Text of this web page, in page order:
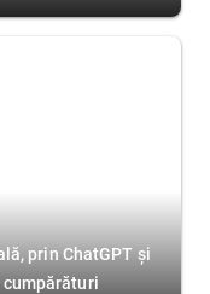
prin ChatGPT și
cumpărături